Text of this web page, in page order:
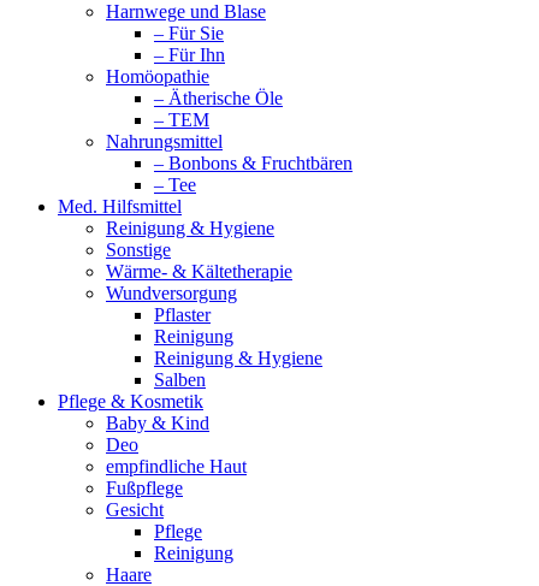
Harnwege und Blase
– Für Sie
– Für Ihn
Homöopathie
– Ätherische Öle
– TEM
Nahrungsmittel
– Bonbons & Fruchtbären
– Tee
Med. Hilfsmittel
Reinigung & Hygiene
Sonstige
Wärme- & Kältetherapie
Wundversorgung
Pflaster
Reinigung
Reinigung & Hygiene
Salben
Pflege & Kosmetik
Baby & Kind
Deo
empfindliche Haut
Fußpflege
Gesicht
Pflege
Reinigung
Haare